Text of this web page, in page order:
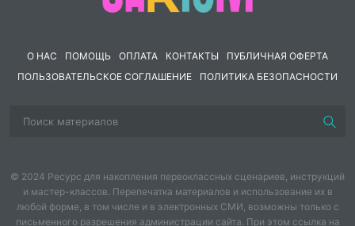
О НАС ПОМОЩЬ ОПЛАТА КОНТАКТЫ
ПУБЛИЧНАЯ ОФЕРТА
ПОЛЬЗОВАТЕЛЬСКОЕ СОГЛАШЕНИЕ
ПОЛИТИКА БЕЗОПАСНОСТИ
© 2024 Ресурс для накопления первоклассных сценариев, инструкций
и мастер-классов. Перепечатка материалов и использование их в
любой форме, в том числе и в электронных СМИ, возможны только с
письменного разрешения администрации сайта. При этом ссылка на